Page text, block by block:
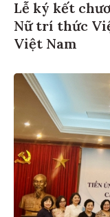
Lễ ký kết
Nữ trí thức
Việt Nam